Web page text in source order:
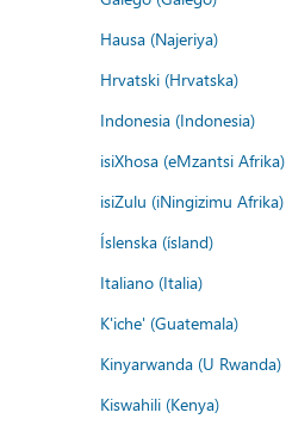
Hausa (Najeriya)
Hrvatski (Hrvatska)
Indonesia (Indonesia)
isiXhosa (eMzantsi Afrika)
isiZulu (iNingizimu Afrika)
Íslenska (ísland)
Italiano (Italia)
K'iche' (Guatemala)
Kinyarwanda (U Rwanda)
Kiswahili (Kenya)